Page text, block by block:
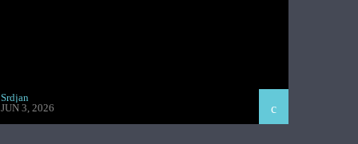
Srdjan
JUN 3, 2026